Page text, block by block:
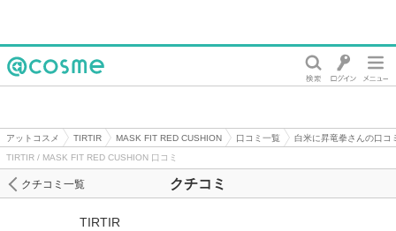
アットコスメ TIRTIR MASK FIT RED CUSHION 口コミ一覧
白米に昇竜拳さんの口コ
TIRTIR / MASK FIT RED CUSHION 口コミ
クチコミ
クチコミ一覧
TIRTIR